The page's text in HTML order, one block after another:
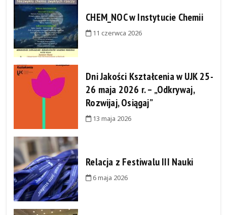
CHEM_NOC w Instytucie Chemii
11 czerwca 2026
Dni Jakości Kształcenia w UJK 25-
26 maja 2026 r. – „Odkrywaj,
Rozwijaj, Osiągaj”
13 maja 2026
Relacja z Festiwalu III Nauki
6 maja 2026